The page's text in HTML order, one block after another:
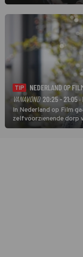
speurder op zoek naar
verwikkeld in een
TIP
NEDERLAND OP
VANAVOND 20:25 - 21:05·
In Nederland op Film
zelfvoorzienende dorp
Daniëls de kijkers